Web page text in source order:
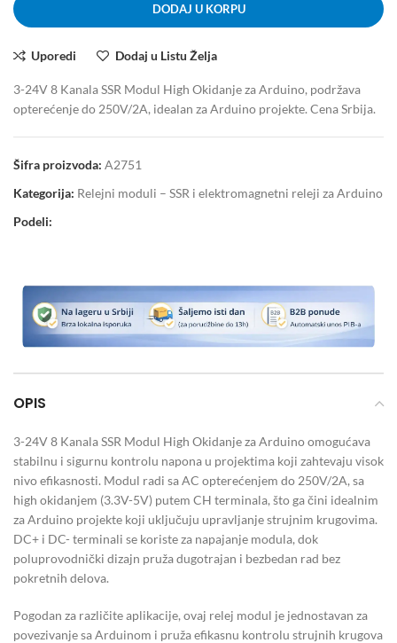
DODAJ U KORPU
Uporedi Dodaj u Listu Želja
3-24V 8 Kanala SSR Modul High Okidanje za Arduino, podržava
opterećenje do 250V/2A, idealan za Arduino projekte. Cena Srbija.
Šifra proizvoda: A2751
Kategorija: Relejni moduli – SSR i elektromagnetni releji za Arduino
Podeli:
OPIS
3-24V 8 Kanala SSR Modul High Okidanje za Arduino omogućava
stabilnu i sigurnu kontrolu napona u projektima koji zahtevaju visok
nivo efikasnosti. Modul radi sa AC opterećenjem do 250V/2A, sa
high okidanjem (3.3V-5V) putem CH terminala, što ga čini idealnim
za Arduino projekte koji uključuju upravljanje strujnim krugovima.
DC+ i DC- terminali se koriste za napajanje modula, dok
poluprovodnički dizajn pruža dugotrajan i bezbedan rad bez
pokretnih delova.
Pogodan za različite aplikacije, ovaj relej modul je jednostavan za
povezivanje sa Arduinom i pruža efikasnu kontrolu strujnih krugova